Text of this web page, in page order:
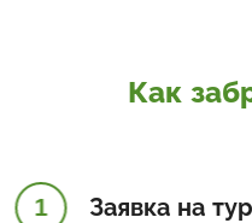
Как
1 Заявка на тур